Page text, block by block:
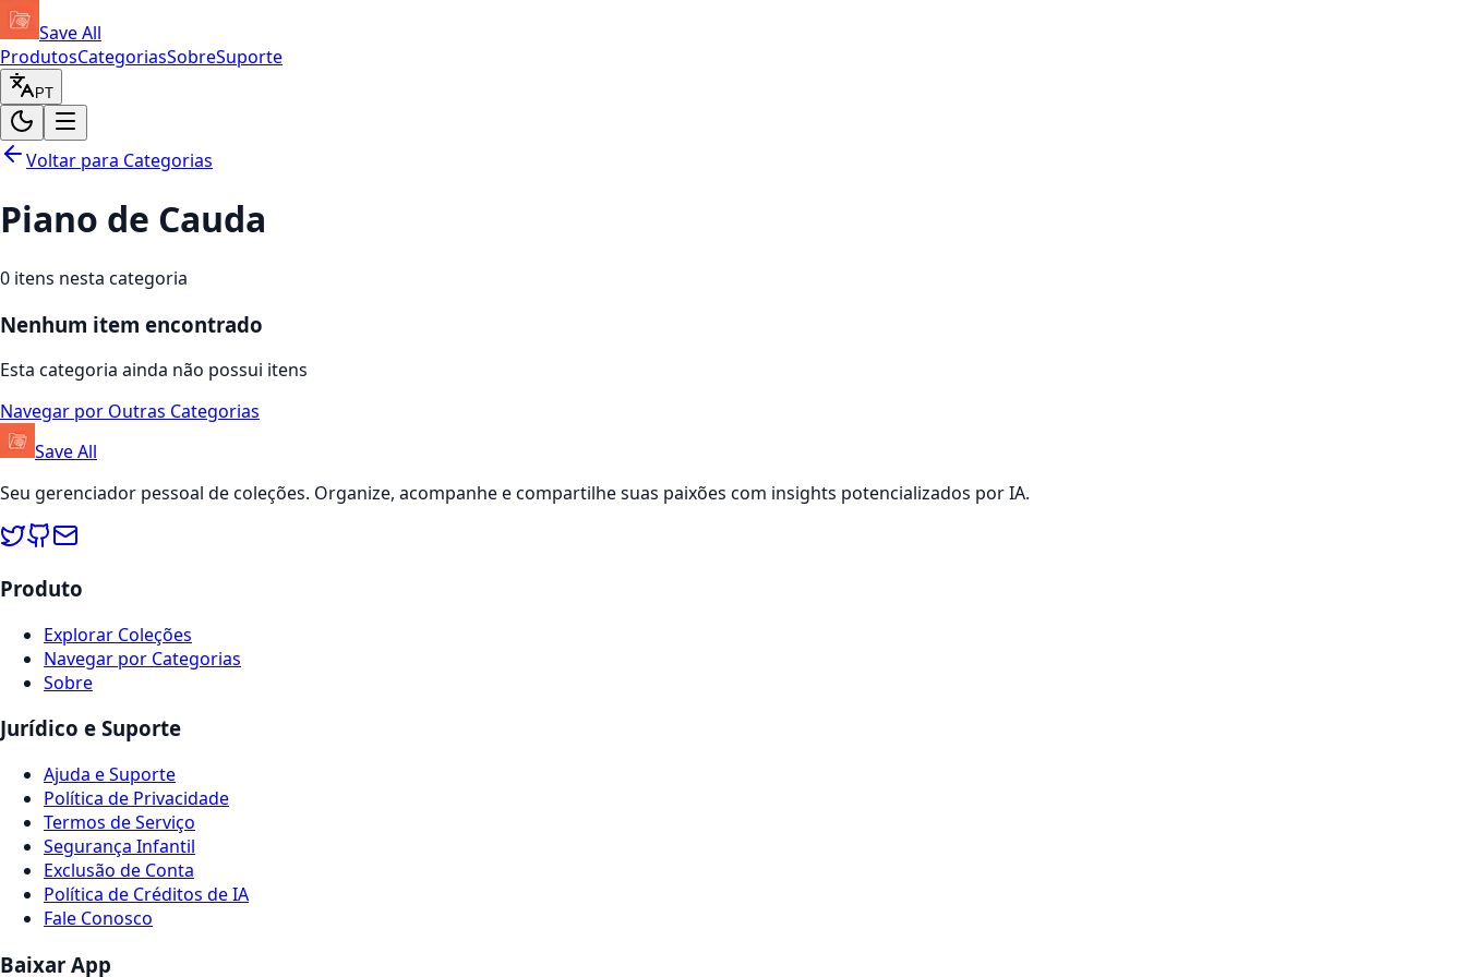
Save All
ProdutosCategoriasSobreSuporte
PT
Voltar para Categorias
Piano de Cauda
0 itens nesta categoria
Nenhum item encontrado
Esta categoria ainda não possui itens
Navegar por Outras Categorias
Save All
Seu gerenciador pessoal de coleções. Organize, acompanhe e compartilhe suas paixões com insights potencializados por IA.
Produto
Explorar Coleções
Navegar por Categorias
Sobre
Jurídico e Suporte
Ajuda e Suporte
Política de Privacidade
Termos de Serviço
Segurança Infantil
Exclusão de Conta
Política de Créditos de IA
Fale Conosco
Baixar App